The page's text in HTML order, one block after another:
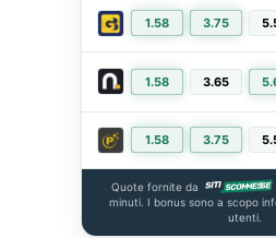
1.58 3.75
1.58 3.65
1.58 3.75
Quote fornite da
minuti. I bonus sono a scopo
utenti.